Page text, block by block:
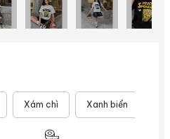
Xám chì Xanh biển